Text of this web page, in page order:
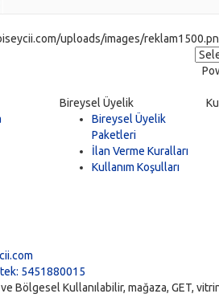
uploads/images/
Bireysel Üyelik
Bireysel Üyelik
Paketleri
İlan Verme Kuralları
Kullanım Koşulları
5451880015
Bölgesel Kullanılabilir, mağaza, GET,